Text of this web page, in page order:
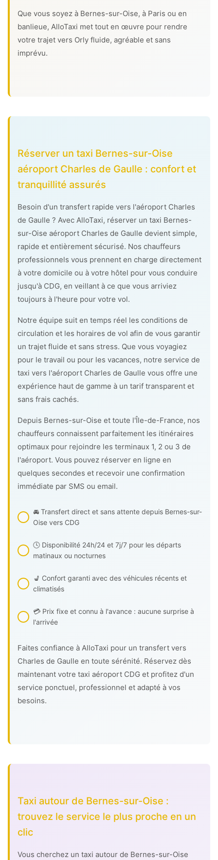
Que vous soyez à Bernes-sur-Oise, à Paris ou en
banlieue, AlloTaxi met tout en œuvre pour rendre
votre trajet vers Orly fluide, agréable et sans
imprévu.
Réserver un taxi Bernes-sur-Oise
aéroport Charles de Gaulle : confort et
tranquillité assurés
Besoin d'un transfert rapide vers l'aéroport Charles
de Gaulle ? Avec AlloTaxi, réserver un taxi Bernes-
sur-Oise aéroport Charles de Gaulle devient simple,
rapide et entièrement sécurisé. Nos chauffeurs
professionnels vous prennent en charge directement
à votre domicile ou à votre hôtel pour vous conduire
jusqu'à CDG, en veillant à ce que vous arriviez
toujours à l'heure pour votre vol.
Notre équipe suit en temps réel les conditions de
circulation et les horaires de vol afin de vous garantir
un trajet fluide et sans stress. Que vous voyagiez
pour le travail ou pour les vacances, notre service de
taxi vers l'aéroport Charles de Gaulle vous offre une
expérience haut de gamme à un tarif transparent et
sans frais cachés.
Depuis Bernes-sur-Oise et toute l'Île-de-France, nos
chauffeurs connaissent parfaitement les itinéraires
optimaux pour rejoindre les terminaux 1, 2 ou 3 de
l'aéroport. Vous pouvez réserver en ligne en
quelques secondes et recevoir une confirmation
immédiate par SMS ou email.
🚘 Transfert direct et sans attente depuis Bernes-sur-
Oise vers CDG
🕓 Disponibilité 24h/24 et 7j/7 pour les départs
matinaux ou nocturnes
💺 Confort garanti avec des véhicules récents et
climatisés
💳 Prix fixe et connu à l'avance : aucune surprise à
l'arrivée
Faites confiance à AlloTaxi pour un transfert vers
Charles de Gaulle en toute sérénité. Réservez dès
maintenant votre taxi aéroport CDG et profitez d'un
service ponctuel, professionnel et adapté à vos
besoins.
Taxi autour de Bernes-sur-Oise :
trouvez le service le plus proche en un
clic
Vous cherchez un taxi autour de Bernes-sur-Oise